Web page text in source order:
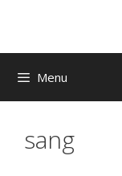
Menu
sang